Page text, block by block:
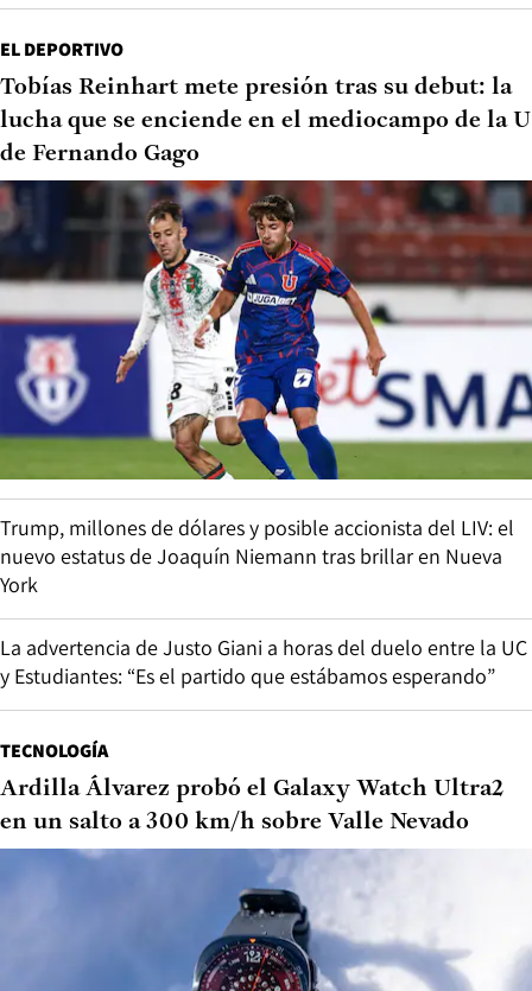
EL DEPORTIVO
Tobías Reinhart mete presión tras su debut: la
lucha que se enciende en el mediocampo de la U
de Fernando Gago
Trump, millones de dólares y posible accionista del LIV: el
nuevo estatus de Joaquín Niemann tras brillar en Nueva
York
La advertencia de Justo Giani a horas del duelo entre la UC
y Estudiantes: “Es el partido que estábamos esperando”
TECNOLOGÍA
Ardilla Álvarez probó el Galaxy Watch Ultra2
en un salto a 300 km/h sobre Valle Nevado